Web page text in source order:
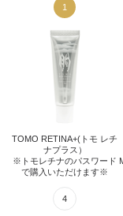
TOMO RETINA+(トモ レチ
ナプラス）
※トモレチナのパスワード...